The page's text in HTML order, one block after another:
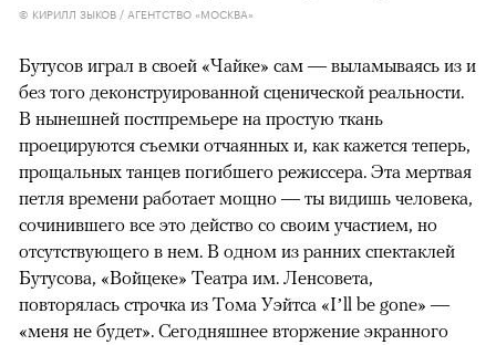
© КИРИЛЛ ЗЫКОВ / АГЕНТСТВО «МОСКВА»
Бутусов играл в своей «Чайке» сам — выламываясь из и
без того деконструированной сценической реальности.
В нынешней постпремьере на простую ткань
проецируются съемки отчаянных и, как кажется теперь,
прощальных танцев погибшего режиссера. Эта мертвая
петля времени работает мощно — ты видишь человека,
сочинившего все это действо со своим участием, но
отсутствующего в нем. В одном из ранних спектаклей
Бутусова, «Войцеке» Театра им. Ленсовета,
повторялась строчка из Тома Уэйтса «I’ll be gone» —
«меня не будет». Сегодняшнее вторжение экранного